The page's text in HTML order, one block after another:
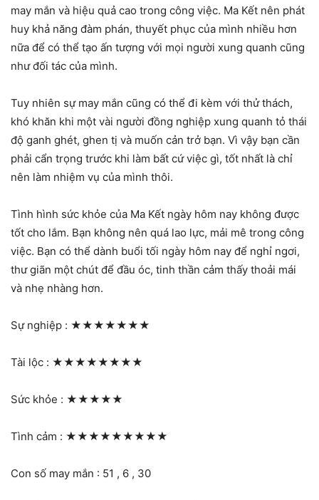
may mắn và hiệu quả cao trong công việc. Ma Kết nên phát
huy khả năng đàm phán, thuyết phục của mình nhiều hơn
nữa để có thể tạo ấn tượng với mọi người xung quanh cũng
như đối tác của mình.
Tuy nhiên sự may mắn cũng có thể đi kèm với thử thách,
khó khăn khi một vài người đồng nghiệp xung quanh tỏ thái
độ ganh ghét, ghen tị và muốn cản trở bạn. Vì vậy bạn cần
phải cẩn trọng trước khi làm bất cứ việc gì, tốt nhất là chỉ
nên làm nhiệm vụ của mình thôi.
Tình hình sức khỏe của Ma Kết ngày hôm nay không được
tốt cho lắm. Bạn không nên quá lao lực, mải mê trong công
việc. Bạn có thể dành buổi tối ngày hôm nay để nghỉ ngơi,
thư giãn một chút để đầu óc, tinh thần cảm thấy thoải mái
và nhẹ nhàng hơn.
Sự nghiệp : ★★★★★★★
Tài lộc : ★★★★★★★★
Sức khỏe : ★★★★★
Tình cảm : ★★★★★★★★★
Con số may mắn : 51 , 6 , 30